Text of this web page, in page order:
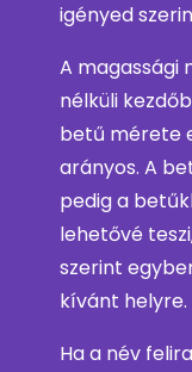
igényed
A magassági
nélküli
betű mérete
arányos. A
pedig a
lehetővé
szerint
kívánt helyre.
Ha a név